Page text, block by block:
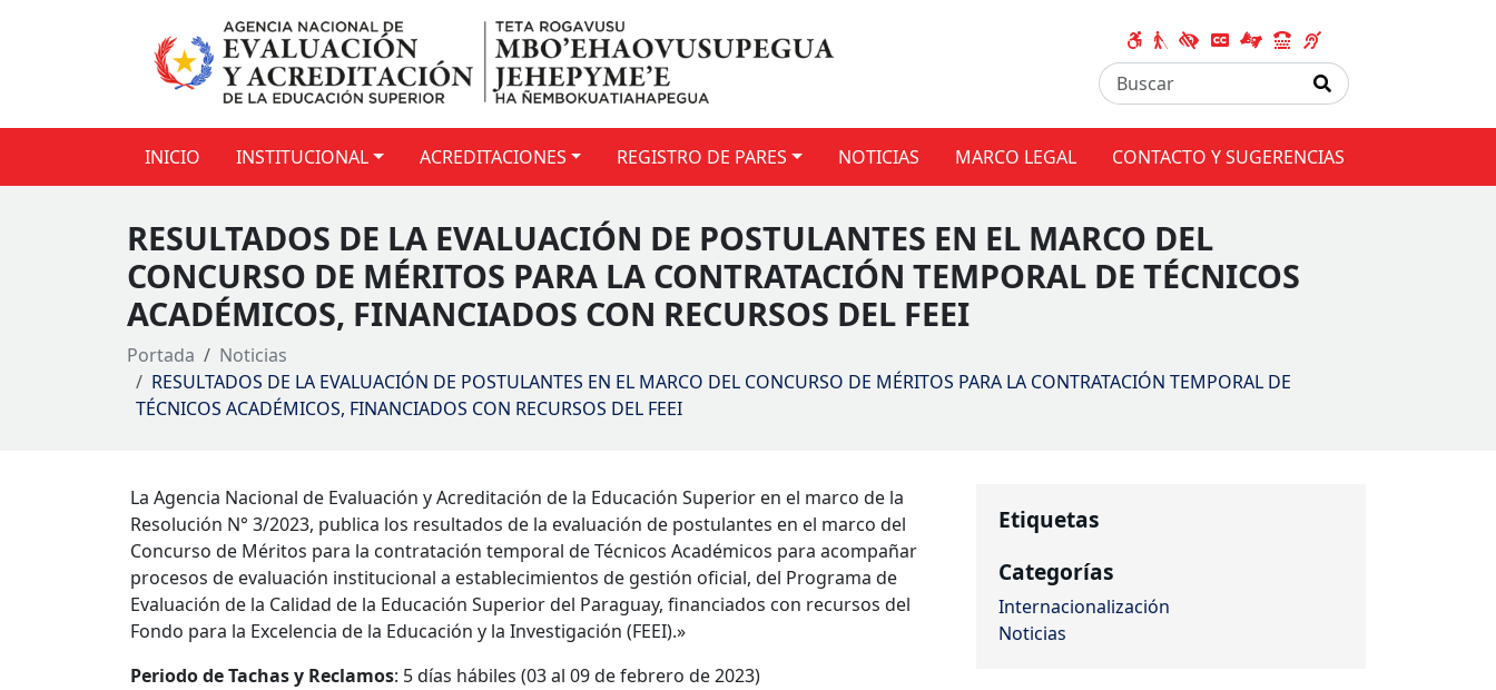
INICIO INSTITUCIONAL ACREDITACIONES REGISTRO DE PARES NOTICIAS MARCO LEGAL CONTACTO Y SUGERENCIAS
RESULTADOS DE LA EVALUACIÓN DE POSTULANTES EN EL MARCO DEL
CONCURSO DE MÉRITOS PARA LA CONTRATACIÓN TEMPORAL DE TÉCNICOS
ACADÉMICOS, FINANCIADOS CON RECURSOS DEL FEEI
Portada
Noticias
RESULTADOS DE LA EVALUACIÓN DE POSTULANTES EN EL MARCO DEL CONCURSO DE MÉRITOS PARA LA CONTRATACIÓN TEMPORAL DE
TÉCNICOS ACADÉMICOS, FINANCIADOS CON RECURSOS DEL FEEI
La Agencia Nacional de Evaluación y Acreditación de la Educación Superior en el marco de la
Resolución N° 3/2023, publica los resultados de la evaluación de postulantes en el marco del
Concurso de Méritos para la contratación temporal de Técnicos Académicos para acompañar
procesos de evaluación institucional a establecimientos de gestión oficial, del Programa de
Evaluación de la Calidad de la Educación Superior del Paraguay, financiados con recursos del
Fondo para la Excelencia de la Educación y la Investigación (FEEI).»
Periodo de Tachas y Reclamos: 5 días hábiles (03 al 09 de febrero de 2023)
Etiquetas
Categorías
Internacionalización
Noticias